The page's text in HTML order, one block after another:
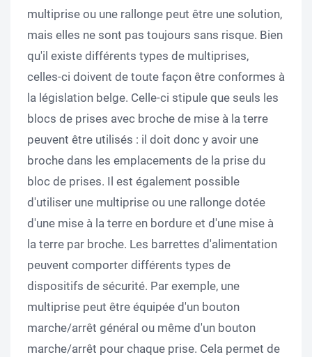
multiprise ou une rallonge peut être une solution,
mais elles ne sont pas toujours sans risque. Bien
qu'il existe différents types de multiprises,
celles-ci doivent de toute façon être conformes à
la législation belge. Celle-ci stipule que seuls les
blocs de prises avec broche de mise à la terre
peuvent être utilisés : il doit donc y avoir une
broche dans les emplacements de la prise du
bloc de prises. Il est également possible
d'utiliser une multiprise ou une rallonge dotée
d'une mise à la terre en bordure et d'une mise à
la terre par broche. Les barrettes d'alimentation
peuvent comporter différents types de
dispositifs de sécurité. Par exemple, une
multiprise peut être équipée d'un bouton
marche/arrêt général ou même d'un bouton
marche/arrêt pour chaque prise. Cela permet de